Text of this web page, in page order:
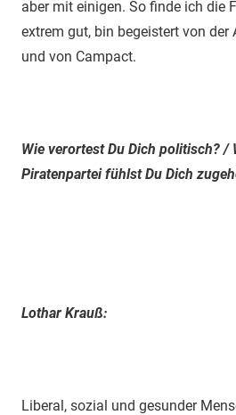
aber mit einigen. So finde ich die
extrem gut, bin begeistert von der
und von Campact.
Wie verortest Du Dich politisch? /
Piratenpartei fühlst Du Dich
Lothar Krauß:
Liberal, sozial und gesunder